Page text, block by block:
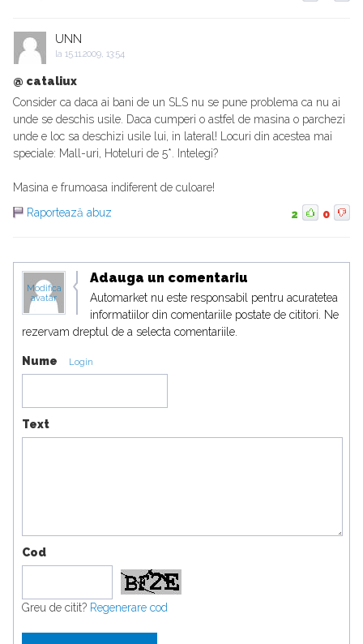
UNN
la 15.11.2009, 13:54
@ cataliux
Consider ca daca ai bani de un SLS nu se pune problema ca nu ai
unde se deschis usile. Daca cumperi o astfel de masina o parchezi
unde e loc sa deschizi usile lui, in lateral! Locuri din acestea mai
speciale: Mall-uri, Hoteluri de 5*. Intelegi?
Masina e frumoasa indiferent de culoare!
Raportează abuz
2 0
Modifica
avatar
Adauga un comentariu
Automarket nu este responsabil pentru acuratetea
informatiilor din comentariile postate de cititori. Ne
rezervam dreptul de a selecta comentariile.
Nume Login
Text
Cod
Greu de citit? Regenerare cod